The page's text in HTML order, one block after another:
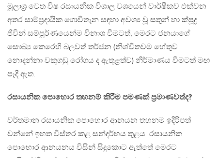
මූලාශ්‍ර වෙත විෂ රසායනික විශාල වශයෙන් වාර්ෂීකව එක්වන
අතර සාම්ප්‍රදායික ගොවිතැන සඳහා අවශ්‍ය වූ සතුන් හා ක්ෂූද්‍ර
ජීවින් සම්පූර්ණයෙන්ම විනාශ වීමටත්, මෙරට ජනයාගේ
සෞඛ්‍ය කෙරෙහි බලවත් තර්ජන (නිශ්චිතවම හේතුව
නොදන්නා වකුගඩු රෝගය ද ඇතුළත්ව) නිර්මාණය වීමටත් මඟ
පෑදී ඇත.
රසායනික පොහොර තහනම් කිරීම පමණක් ප්‍රමාණවත්ද?
වර්තමාන රසායනික පොහොර ආනයන තහනම ඉදිරිපත්
වන්නේ ඉහත විස්තර කළ සන්දර්භය තුළය. රසායනික
පොහොර ආනයනය විසින් සිදුකොට ඇත්තේ මෙරට